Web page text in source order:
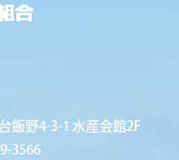
飯野4-3-1 水産会館2F
3566